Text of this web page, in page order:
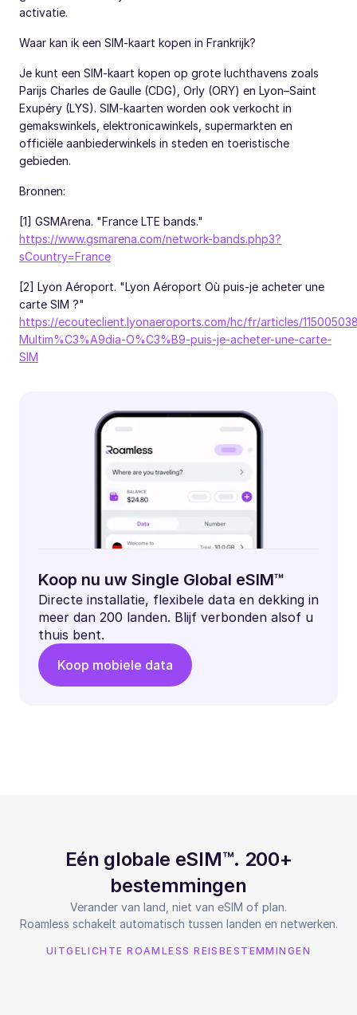
activatie.
Waar kan ik een SIM-kaart kopen in Frankrijk?
Je kunt een SIM-kaart kopen op grote luchthavens zoals
Parijs Charles de Gaulle (CDG), Orly (ORY) en Lyon–Saint
Exupéry (LYS). SIM-kaarten worden ook verkocht in
gemakswinkels, elektronicawinkels, supermarkten en
officiële aanbiederwinkels in steden en toeristische
gebieden.
Bronnen:
[1] GSMArena. "France LTE bands."
https://www.gsmarena.com/network-bands.php3?
sCountry=France
[2] Lyon Aéroport. "Lyon Aéroport Où puis-je acheter une
carte SIM ?"
https://ecouteclient.lyonaeroports.com/hc/fr/articles/
Multim%C3%A9dia-O%C3%B9-puis-je-acheter-une-carte-
SIM
Koop nu uw Single Global eSIM™
Directe installatie, flexibele data en dekking in
meer dan 200 landen. Blijf verbonden alsof u
thuis bent.
Koop mobiele data
Eén globale eSIM™. 200+
bestemmingen
Verander van land, niet van eSIM of plan.
Roamless schakelt automatisch tussen landen en netwerken.
UITGELICHTE ROAMLESS REISBESTEMMINGEN